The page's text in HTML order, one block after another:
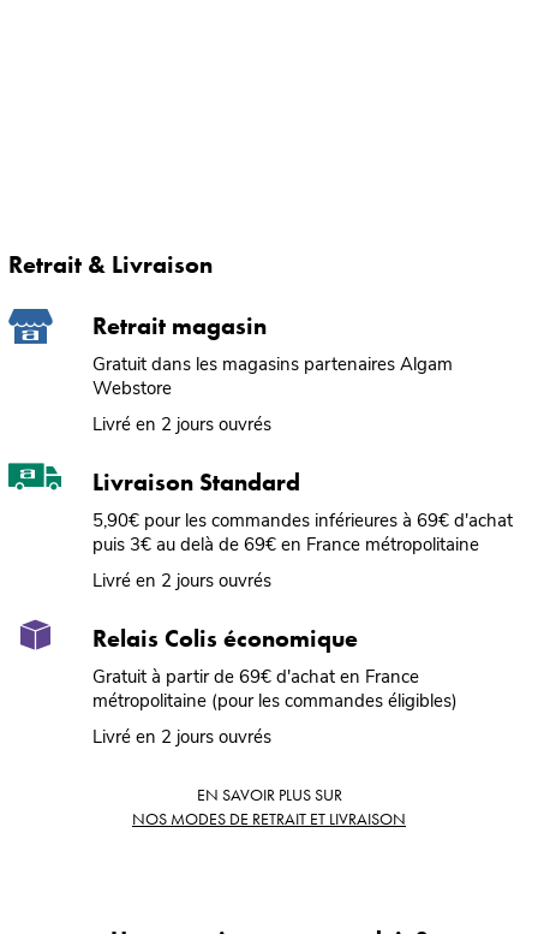
Retrait & Livraison
Retrait magasin
Gratuit dans les magasins partenaires Algam
Webstore
Livré en 2 jours ouvrés
Livraison Standard
5,90€ pour les commandes inférieures à 69€ d'achat
puis 3€ au delà de 69€ en France métropolitaine
Livré en 2 jours ouvrés
Relais Colis économique
Gratuit à partir de 69€ d'achat en France
métropolitaine (pour les commandes éligibles)
Livré en 2 jours ouvrés
EN SAVOIR PLUS SUR
NOS MODES DE RETRAIT ET LIVRAISON